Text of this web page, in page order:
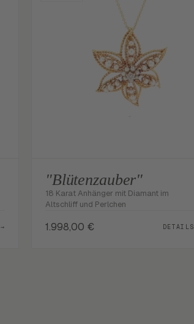
→
"Blütenzauber"
18 Karat Anhänger mit Diamant im
Altschliff und Perlchen
1.998,00 € DETAILS